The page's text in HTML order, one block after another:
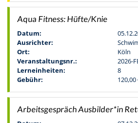
Aqua Fitness: Hüfte/Knie
Datum:
Ausrichter:
Ort:
Köln
Veranstaltungsnr.:
2026-
Lerneinheiten:
8
Gebühr:
Arbeitsgespräch Ausbilder*in